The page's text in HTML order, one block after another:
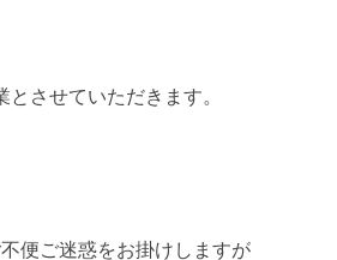
とさせていただきます。
便ご迷惑をお掛けしますが